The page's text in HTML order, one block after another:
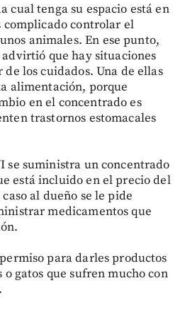
cual tenga su espacio está en
complicado controlar el
animales. En ese punto,
que hay situaciones
los cuidados. Una de ellas
alimentación, porque
en el concentrado es
trastornos estomacales
se suministra un concentrado
está incluido en el precio del
al dueño se le pide
medicamentos que
para darles productos
gatos que sufren mucho con